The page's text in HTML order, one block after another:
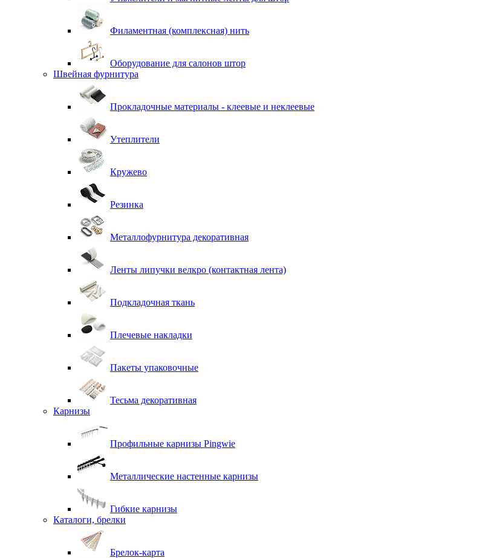
Филаментная (комплексная) нить
Оборудование для салонов штор
Швейная фурнитура
Прокладочные материалы - клеевые и неклеевые
Утеплители
Кружево
Резинка
Металлофурнитура декоративная
Ленты липучки велкро (контактная лента)
Подкладочная ткань
Плечевые накладки
Пакеты упаковочные
Тесьма декоративная
Карнизы
Профильные карнизы Pingwie
Металлические настенные карнизы
Гибкие карнизы
Каталоги, брелки
Брелок-карта